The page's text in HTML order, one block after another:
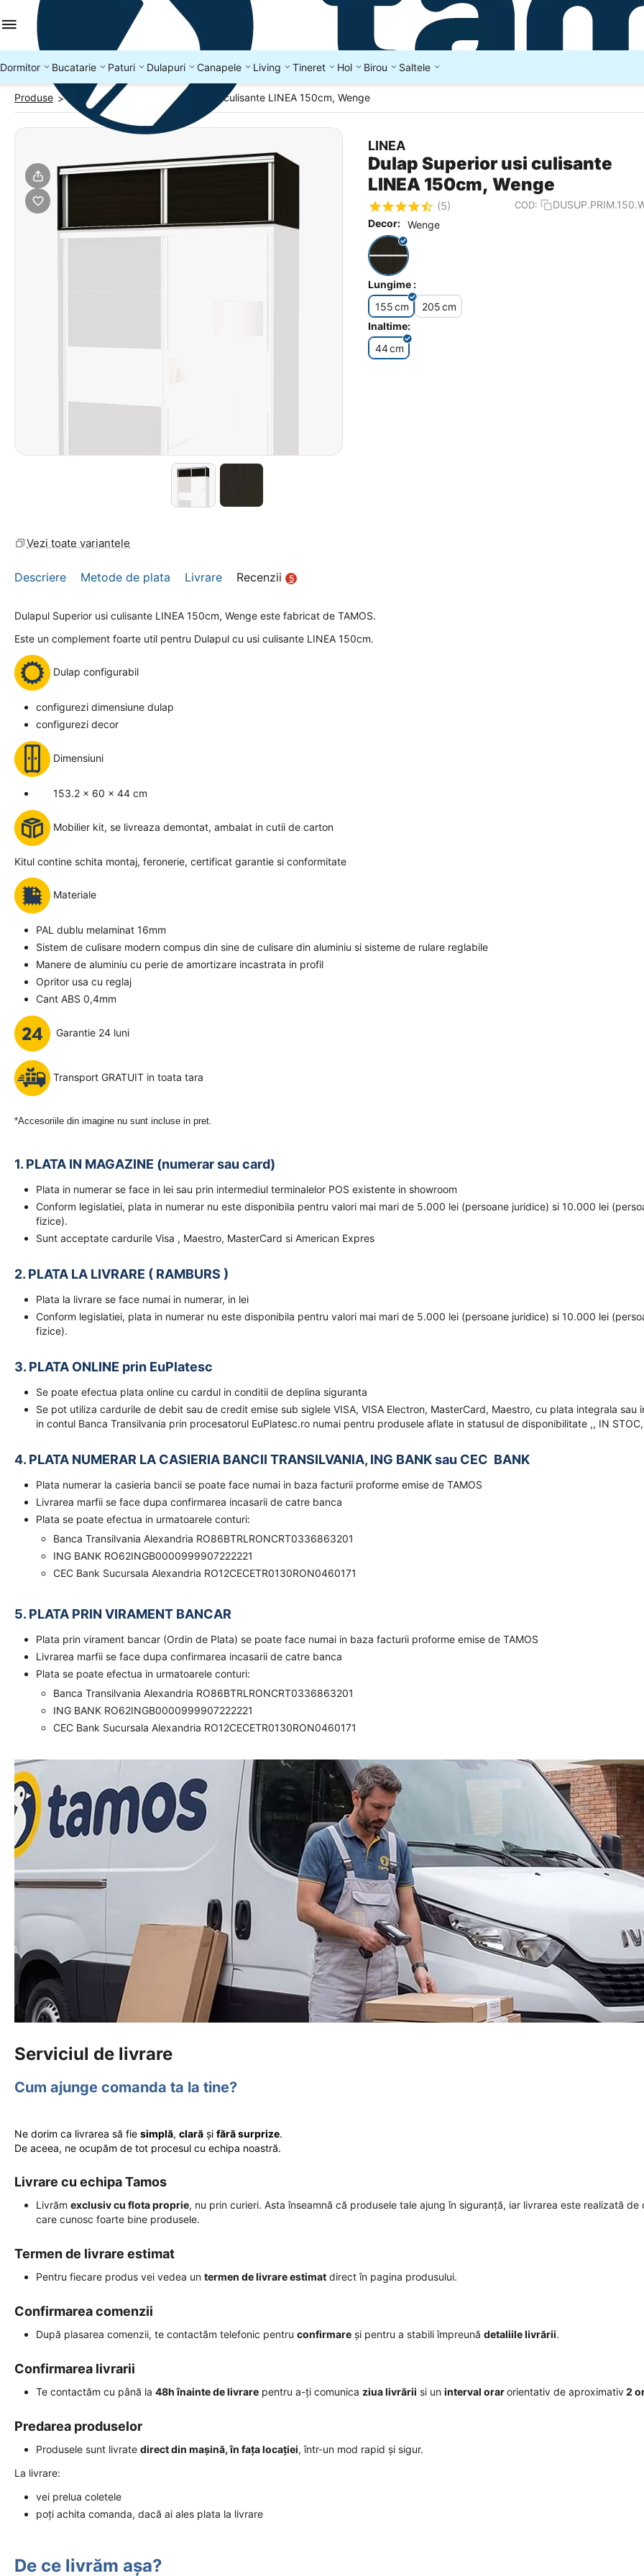
Dormitor Bucatarie Paturi Dulapuri Canapele Living Tineret Hol Birou Saltele
Produse > DULAPURI Dulap Superior usi culisante LINEA 150cm, Wenge
LINEA
Dulap Superior usi culisante
LINEA 150cm, Wenge
(5) COD:
Decor: Wenge
Lungime :
155cm 205cm
Inaltime:
44cm
Vezi toate variantele
Descriere Metode de plata Livrare Recenzii 5
Dulapul Superior usi culisante LINEA 150cm, Wenge este fabricat de TAMOS.
Este un complement foarte util pentru Dulapul cu usi culisante LINEA 150cm.
Dulap configurabil
configurezi dimensiune dulap
configurezi decor
Dimensiuni
153.2 x 60 x 44 cm
Mobilier kit, se livreaza demontat, ambalat in cutii de carton
Kitul contine schita montaj, feronerie, certificat garantie si conformitate
Materiale
PAL dublu melaminat 16mm
Sistem de culisare modern compus din sine de culisare din aluminiu si sisteme de rulare reglabile
Manere de aluminiu cu perie de amortizare incastrata in profil
Opritor usa cu reglaj
Cant ABS 0,4mm
Garantie 24 luni
Transport GRATUIT in toata tara
*Accesoriile din imagine nu sunt incluse in pret.
1. PLATA IN MAGAZINE (numerar sau card)
Plata in numerar se face in lei sau prin intermediul terminalelor POS existente in showroom
Conform legislatiei, plata in numerar nu este disponibila pentru valori mai mari de 5.000 lei (persoane juridice) si 10.000 lei
fizice).
Sunt acceptate cardurile Visa , Maestro, MasterCard si American Expres
2. PLATA LA LIVRARE ( RAMBURS )
Plata la livrare se face numai in numerar, in lei
Conform legislatiei, plata in numerar nu este disponibila pentru valori mai mari de 5.000 lei (persoane juridice) si 10.000 lei
fizice).
3. PLATA ONLINE prin EuPlatesc
Se poate efectua plata online cu cardul in conditii de deplina siguranta
Se pot utiliza cardurile de debit sau de credit emise sub siglele VISA, VISA Electron, MasterCard, Maestro, cu plata integrala sau
in contul Banca Transilvania prin procesatorul EuPlatesc.ro numai pentru produsele aflate in statusul de disponibilitate ,, IN
4. PLATA NUMERAR LA CASIERIA BANCII TRANSILVANIA, ING BANK sau CEC BANK
Plata numerar la casieria bancii se poate face numai in baza facturii proforme emise de TAMOS
Livrarea marfii se face dupa confirmarea incasarii de catre banca
Plata se poate efectua in urmatoarele conturi:
Banca Transilvania Alexandria RO86BTRLRONCRT0336863201
ING BANK RO62INGB0000999907222221
CEC Bank Sucursala Alexandria RO12CECETR0130RON0460171
5. PLATA PRIN VIRAMENT BANCAR
Plata prin virament bancar (Ordin de Plata) se poate face numai in baza facturii proforme emise de TAMOS
Livrarea marfii se face dupa confirmarea incasarii de catre banca
Plata se poate efectua in urmatoarele conturi:
Banca Transilvania Alexandria RO86BTRLRONCRT0336863201
ING BANK RO62INGB0000999907222221
CEC Bank Sucursala Alexandria RO12CECETR0130RON0460171
Serviciul de livrare
Cum ajunge comanda ta la tine?
Ne dorim ca livrarea să fie simplă, clară și fără surprize.
De aceea, ne ocupăm de tot procesul cu echipa noastră.
Livrare cu echipa Tamos
Livrăm exclusiv cu flota proprie, nu prin curieri. Asta înseamnă că produsele tale ajung în siguranță, iar livrarea este realizată de
care cunosc foarte bine produsele.
Termen de livrare estimat
Pentru fiecare produs vei vedea un termen de livrare estimat direct în pagina produsului.
Confirmarea comenzii
După plasarea comenzii, te contactăm telefonic pentru confirmare și pentru a stabili împreună detaliile livrării.
Confirmarea livrarii
Te contactăm cu până la 48h înainte de livrare pentru a-ți comunica ziua livrării si un interval orarorientativ de aproximativ2
Predarea produselor
Produsele sunt livrate direct din mașină, în fața locației, într-un mod rapid și sigur.
La livrare:
vei prelua coletele
poți achita comanda, dacă ai ales plata la livrare
De ce livrăm așa?